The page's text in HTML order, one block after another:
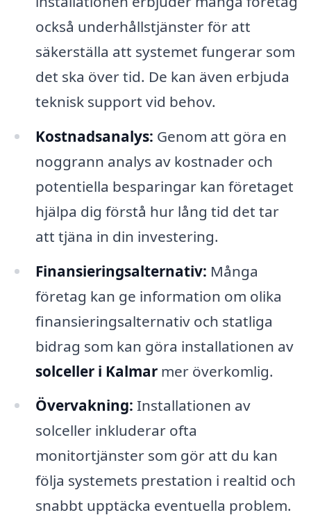
också underhållstjänster för att
säkerställa att systemet fungerar som
det ska över tid. De kan även erbjuda
teknisk support vid behov.
Kostnadsanalys: Genom att göra en
noggrann analys av kostnader och
potentiella besparingar kan företaget
hjälpa dig förstå hur lång tid det tar
att tjäna in din investering.
Finansieringsalternativ: Många
företag kan ge information om olika
finansieringsalternativ och statliga
bidrag som kan göra installationen av
solceller i Kalmarmer överkomlig.
Övervakning: Installationen av
solceller inkluderar ofta
monitortjänster som gör att du kan
följa systemets prestation i realtid och
snabbt upptäcka eventuella problem.